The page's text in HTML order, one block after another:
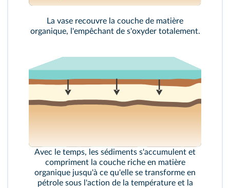
La vase recouvre la couche de matière
organique, l'empêchant de s'oxyder totalement.
Avec le temps, les sédiments s'accumulent et
compriment la couche riche en matière
organique jusqu'à ce qu'elle se transforme en
pétrole sous l'action de la température et la